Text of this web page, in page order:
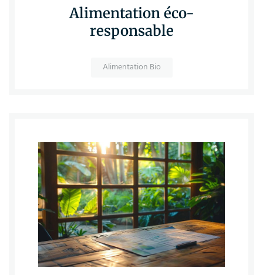
Alimentation éco-
responsable
Alimentation Bio